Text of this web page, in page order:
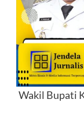
Wakil Bupati